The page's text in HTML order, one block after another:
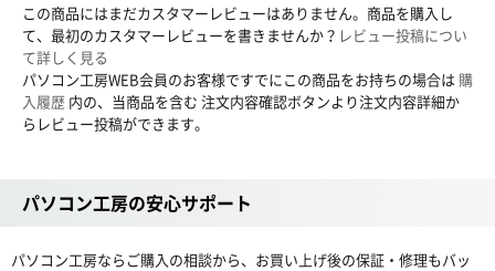
この商品にはまだカスタマーレビューはありません。商品を購入し
て、最初のカスタマーレビューを書きませんか？ レビュー投稿につい
て詳しく見る
パソコン工房WEB会員のお客様ですでにこの商品をお持ちの場合は 購
入履歴 内の、当商品を含む 注文内容確認ボタンより注文内容詳細か
らレビュー投稿ができます。
パソコン工房の安心サポート
パソコン工房ならご購入の相談から、お買い上げ後の保証・修理もバッ